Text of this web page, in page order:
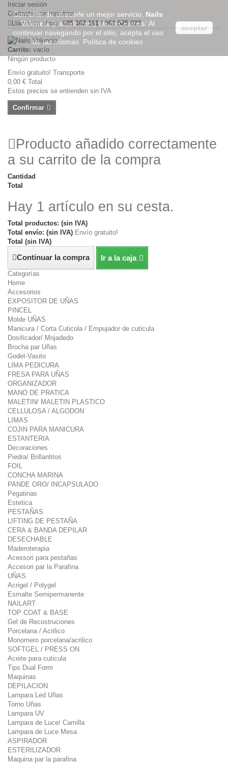
Iniciar sesión
Contacte con nosotros
Llámanos ahora:685 162 161 / 961 525 023
Carrito: vacío
Ningún producto
Envío gratuito! Transporte
0,00 € Total
Estos precios se entienden sin IVA
Confirmar
Producto añadido correctamente
a su carrito de la compra
Cantidad
Total
Hay 1 artículo en su cesta.
Total productos: (sin IVA)
Total envío: (sin IVA) Envío gratuito!
Total (sin IVA)
Continuar la compra Ir a la caja
Categorías
Home
Accesorios
EXPOSITOR DE UÑAS
PINCEL
Molde UÑAS
Manicura / Corta Cuticola / Empujador de cuticula
Dosificador/ Mojadedo
Brocha par Uñas
Godet-Vasito
LIMA PEDICURA
FRESA PARA UÑAS
ORGANIZADOR
MANO DE PRATICA
MALETIN/ MALETIN PLASTICO
CELLULOSA / ALGODON
LIMAS
COJIN PARA MANICURA
ESTANTERIA
Decoraciones
Piedra/ Brillantitos
FOIL
CONCHA MARINA
PANDE ORO/ INCAPSULADO
Pegatinas
Estetica
PESTAÑAS
LIFTING DE PESTAÑA
CERA & BANDA DEPILAR
DESECHABLE
Maderoterapia
Acessori para pestañas
Accesori par la Parafina
UÑAS
Acrigel / Polygel
Esmalte Semipermanente
NAILART
TOP COAT & BASE
Gel de Recostruciones
Porcelana / Acrilico
Monomero porcelana/acrilico
SOFTGEL / PRESS ON
Aceite para cuticula
Tips Dual Form
Maquinas
DEPILACION
Lampara Led Uñas
Torno Uñas
Lampara UV
Lampara de Luce/ Camilla
Lampara de Luce Mesa
ASPIRADOR
ESTERILIZADOR
Maquina par la parafina
Con el fin de ofrecerle un mejor servicio, Nails
Valencia(nailsvlc.com) utiliza Cookies. Al
continuar navegando por el sitio, acepta el uso
de las mismas. Política de cookies
aceptar